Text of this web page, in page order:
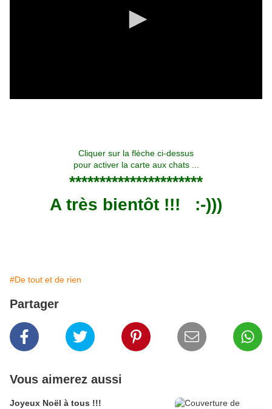
Cliquer sur la flèche ci-dessus
pour activer la carte aux chats ...
**********************
A très bientôt !!! :-)))
#De tout et de rien
Partager
Vous aimerez aussi
Joyeux Noël à tous !!!